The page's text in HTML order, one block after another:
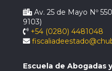
Av. 25 de Mayo Nº
9103)
+54 (0280) 4481048
Escuela de Abogadas